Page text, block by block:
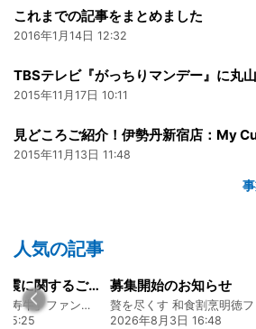
これまでの記事をまとめました
2016年1月14日 12:32
2015年11月17日 10:11
2015年11月13日 11:48
人気の記事
令和8年熊本地震に関するご報告
熊本 あか牛「延寿牛」ファンド2026
募集開始のお知らせ
贅を尽くす 和食割烹明徳ファン
2026年8月3日 16:48